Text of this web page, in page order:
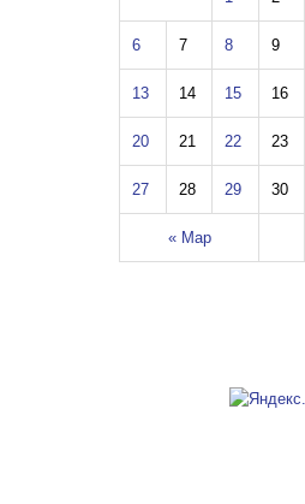
« Мар
6 7 8 9
13 14 15 16
20 21 22 23
27 28 29 30